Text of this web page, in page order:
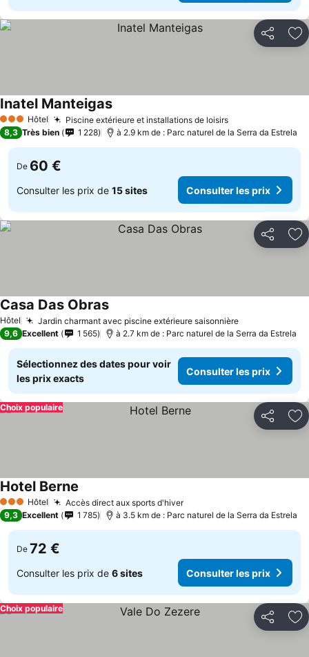
Partager
3 ÉtoilesHôtel Piscine extérieure et installations de loisirsConsulter les
Inatel ManteigasConsulter les prix
8,3 Très bien 1 228 à 2.9 km de : Parc naturel de la Serra da Estrela
De 60 €
Consulter les prix de 15 sites Consulter les prix
Partager
Hôtel Jardin charmant avec piscine extérieure saisonnièreConsulter
Casa Das ObrasConsulter les prix
9,6 Excellent 1 565 à 2.7 km de : Parc naturel de la Serra da Estrela
Sélectionnez des dates pour voir
les prix exacts
Consulter les prix
Partager
Choix populaire
3 ÉtoilesHôtel Accès direct aux sports d'hiverConsulter les prix
Hotel Berne
9,3 Excellent 1 785 à 3.5 km de : Parc naturel de la Serra da Estrela
De 72 €
Consulter les prix de 6 sites Consulter les prix
Partager
Choix populaire